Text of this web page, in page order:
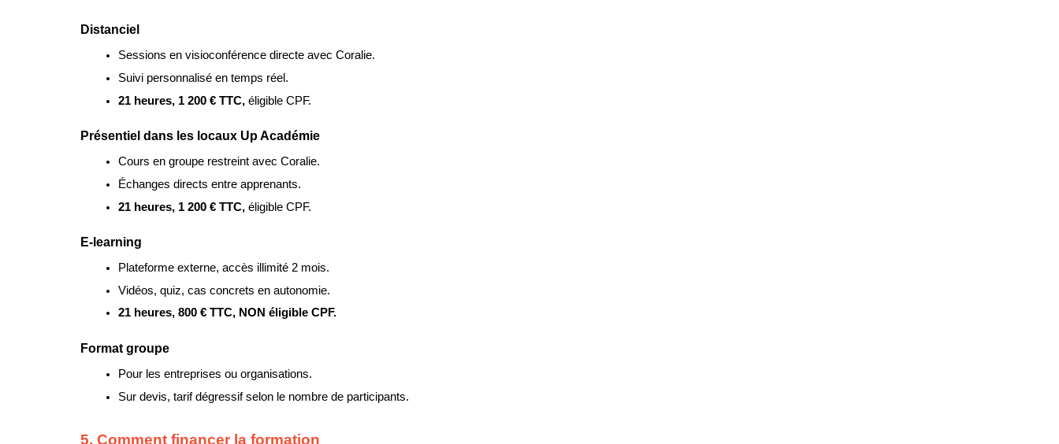
Distanciel
Sessions en visioconférence directe avec Coralie.
Suivi personnalisé en temps réel.
21 heures, 1 200 € TTC, éligible CPF.
Présentiel dans les locaux Up Académie
Cours en groupe restreint avec Coralie.
Échanges directs entre apprenants.
21 heures, 1 200 € TTC, éligible CPF.
E-learning
Plateforme externe, accès illimité 2 mois.
Vidéos, quiz, cas concrets en autonomie.
21 heures, 800 € TTC, NON éligible CPF.
Format groupe
Pour les entreprises ou organisations.
Sur devis, tarif dégressif selon le nombre de participants.
5. Comment financer la formation